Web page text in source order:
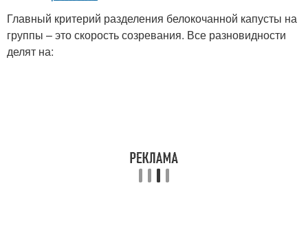
Главный критерий разделения белокочанной капусты на
группы – это скорость созревания. Все разновидности
делят на: